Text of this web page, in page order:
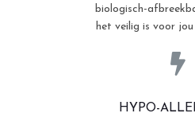
biologisch-
het veilig is voor jou
HYPO-